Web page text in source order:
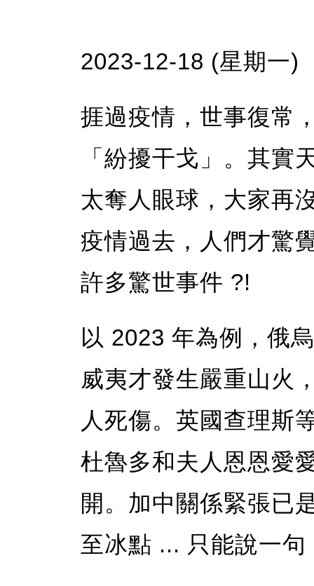
2023-12-18 (星期一)
捱過疫情，世事復常
「紛擾干戈」。其實
太奪人眼球，大家再
疫情過去，人們才驚
許多驚世事件 ?!
以 2023 年為例，俄
威夷才發生嚴重山火
人死傷。英國查理斯
杜魯多和夫人恩恩愛
開。加中關係緊張已
至冰點 ... 只能說一句